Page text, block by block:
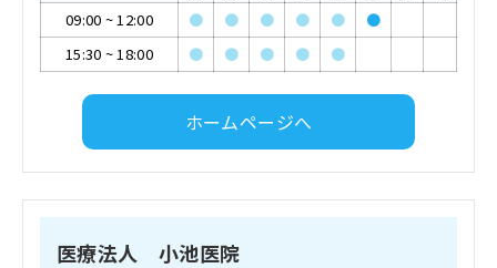
09:00 ~12:00 ● ● ● ● ●
●
15:30 ~18:00 ● ● ● ● ●
ホームページへ
医療法人 小池医院